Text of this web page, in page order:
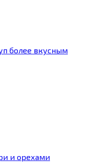
более вкусным
и орехами